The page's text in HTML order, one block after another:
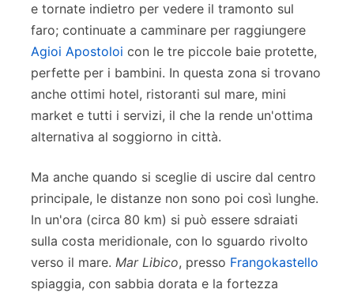
e tornate indietro per vedere il tramonto sul
faro; continuate a camminare per raggiungere
Agioi Apostoloi con le tre piccole baie protette,
perfette per i bambini. In questa zona si trovano
anche ottimi hotel, ristoranti sul mare, mini
market e tutti i servizi, il che la rende un'ottima
alternativa al soggiorno in città.
Ma anche quando si sceglie di uscire dal centro
principale, le distanze non sono poi così lunghe.
In un'ora (circa 80 km) si può essere sdraiati
sulla costa meridionale, con lo sguardo rivolto
verso il mare. Mar Libico, presso Frangokastello
spiaggia, con sabbia dorata e la fortezza